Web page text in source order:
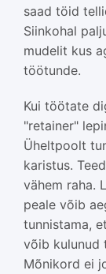
saad töid
Siinkohal
mudelit kus
töötunde.
Kui töötate
"retainer"
Üheltpoolt
karistus.
vähem raha.
peale võib
tunnistama,
võib kulunud
Mõnikord ei